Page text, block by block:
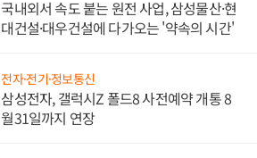
국내외서 속도 붙는 원전 사업, 삼성물산·현
대건설·대우건설에 다가오는 '약속의 시간'
전자·전기·정보통신
삼성전자, 갤럭시Z 폴드8 사전예약 개통 8
월31일까지 연장